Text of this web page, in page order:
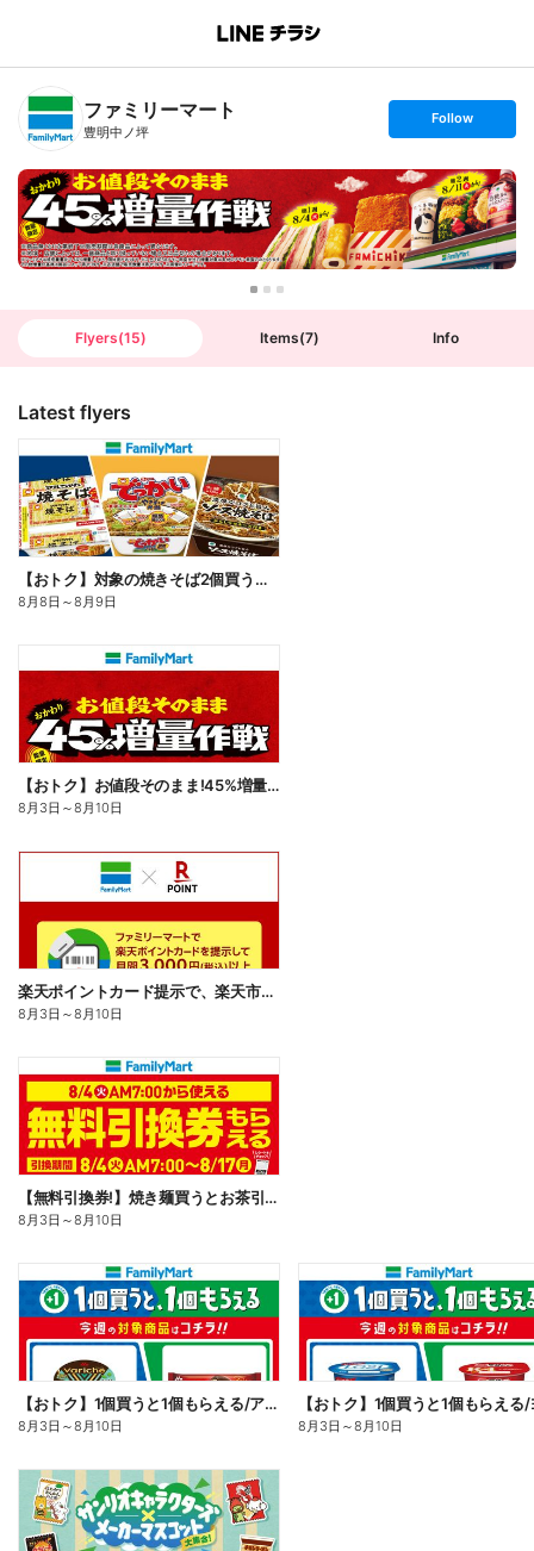
B
n
T
ファミリーマート
豊明中ノ坪
s
t
o
l
l
o
w
Follow
Flyers(15) Items(7) Info
Latest flyers
【おトク】対象の焼きそば2個買うと100円引き!
8月8日 ～8月9日
【おトク】お値段そのまま!45%増量作戦!
8月3日 ～8月10日
楽天ポイントカード提示で、楽天市場でのお買い物がおトクに!
8月3日 ～8月10日
【無料引換券!】焼き麺買うとお茶引換券貰える!
8月3日 ～8月10日
【おトク】1個買うと1個もらえる/アイス
8月3日 ～8月10日 8月3日 ～8月10日